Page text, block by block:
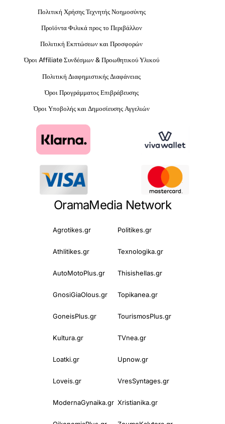
Πολιτική Χρήσης Τεχνητής Νοημοσύνης
Προϊόντα Φιλικά προς το Περιβάλλον
Πολιτική Εκπτώσεων και Προσφορών
Όροι Affiliate Συνδέσμων & Προωθητικού Υλικού
Πολιτική Διαφημιστικής Διαφάνειας
Όροι Προγράμματος Επιβράβευσης
Όροι Υποβολής και Δημοσίευσης Αγγελιών
OramaMedia Network
Agrotikes.gr Politikes.gr
Athlitikes.gr Texnologika.gr
AutoMotoPlus.gr Thisishellas.gr
GnosiGiaOlous.gr Topikanea.gr
GoneisPlus.gr TourismosPlus.gr
Kultura.gr TVnea.gr
Loatki.gr Upnow.gr
Loveis.gr VresSyntages.gr
ModernaGynaika.gr Xristianika.gr